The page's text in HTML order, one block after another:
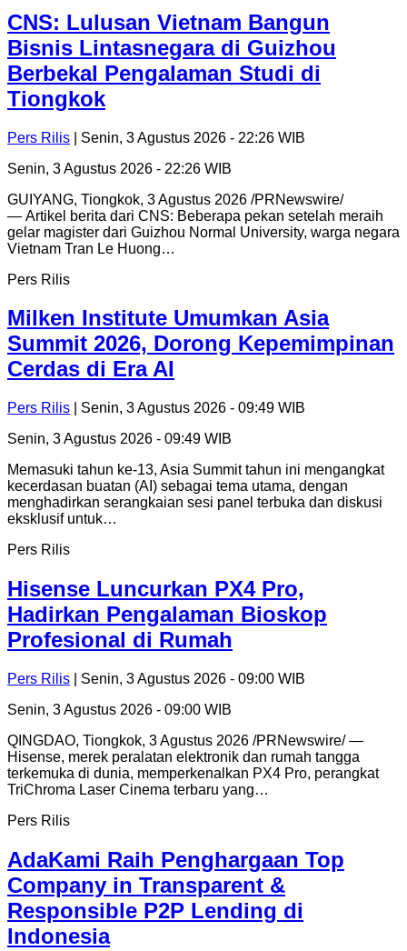
CNS: Lulusan Vietnam Bangun
Bisnis Lintasnegara di Guizhou
Berbekal Pengalaman Studi di
Tiongkok
Pers Rilis | Senin, 3 Agustus 2026 - 22:26 WIB
Senin, 3 Agustus 2026 - 22:26 WIB
GUIYANG, Tiongkok, 3 Agustus 2026 /PRNewswire/
— Artikel berita dari CNS: Beberapa pekan setelah meraih
gelar magister dari Guizhou Normal University, warga negara
Vietnam Tran Le Huong…
Pers Rilis
Milken Institute Umumkan Asia
Summit 2026, Dorong Kepemimpinan
Cerdas di Era AI
Pers Rilis | Senin, 3 Agustus 2026 - 09:49 WIB
Senin, 3 Agustus 2026 - 09:49 WIB
Memasuki tahun ke-13, Asia Summit tahun ini mengangkat
kecerdasan buatan (AI) sebagai tema utama, dengan
menghadirkan serangkaian sesi panel terbuka dan diskusi
eksklusif untuk…
Pers Rilis
Hisense Luncurkan PX4 Pro,
Hadirkan Pengalaman Bioskop
Profesional di Rumah
Pers Rilis | Senin, 3 Agustus 2026 - 09:00 WIB
Senin, 3 Agustus 2026 - 09:00 WIB
QINGDAO, Tiongkok, 3 Agustus 2026 /PRNewswire/ —
Hisense, merek peralatan elektronik dan rumah tangga
terkemuka di dunia, memperkenalkan PX4 Pro, perangkat
TriChroma Laser Cinema terbaru yang…
Pers Rilis
AdaKami Raih Penghargaan Top
Company in Transparent &
Responsible P2P Lending di
Indonesia